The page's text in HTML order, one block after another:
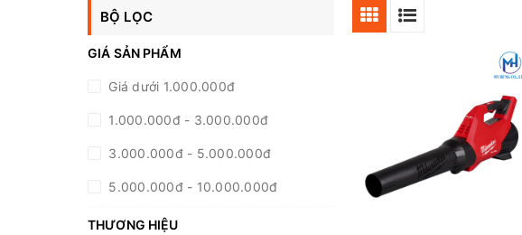
BỘ LỌC
GIÁ SẢN PHẨM
Giá dưới 1.000.000đ
1.000.000đ - 3.000.000đ
3.000.000đ - 5.000.000đ
5.000.000đ - 10.000.000đ
10.000.000đ - 20.000.000đ
THƯƠNG HIỆU